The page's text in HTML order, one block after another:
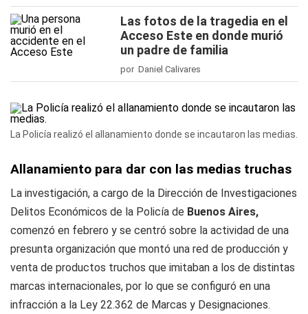
Las fotos de la tragedia en el
Acceso Este en donde murió
un padre de familia
por Daniel Calivares
La Policía realizó el allanamiento donde se incautaron las medias.
Allanamiento para dar con las medias truchas
La investigación, a cargo de la Dirección de Investigaciones
Delitos Económicos de la Policía de Buenos Aires,
comenzó en febrero y se centró sobre la actividad de una
presunta organización que montó una red de producción y
venta de productos truchos que imitaban a los de distintas
marcas internacionales, por lo que se configuró en una
infracción a la Ley 22.362 de Marcas y Designaciones.